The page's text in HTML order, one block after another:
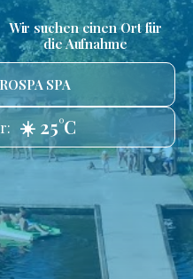
Wir suchen einen Ort für
die Aufnahme
SPA
☀️ 25°C